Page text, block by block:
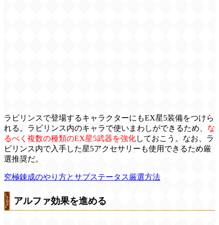
ラビリンスで登場するキャラクターにもEX星5装備をつけら
れる。ラビリンス内のキャラで使いまわしができるため、 な
るべく複数の種類のEX星5武器を強化しておこう。なお、ラ
ビリンス内で入手した星5アクセサリーも使用できるため厳
選推奨だ。
究極錬成のやり方とサブステータス厳選方法
アルファ効果を進める